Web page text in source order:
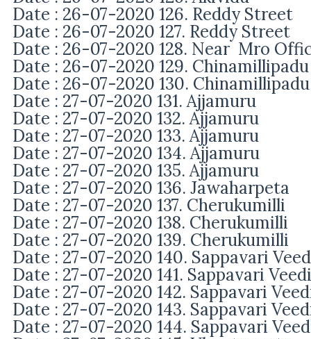
Date : 26-07-2020 126. Reddy Street
Date : 26-07-2020 127. Reddy Street
Date : 26-07-2020 128. Near Mro
Date : 26-07-2020 129. Chinamillipadu
Date : 26-07-2020 130. Chinamillipadu
Date : 27-07-2020 131. Ajjamuru
Date : 27-07-2020 132. Ajjamuru
Date : 27-07-2020 133. Ajjamuru
Date : 27-07-2020 134. Ajjamuru
Date : 27-07-2020 135. Ajjamuru
Date : 27-07-2020 136. Jawaharpeta
Date : 27-07-2020 137. Cherukumilli
Date : 27-07-2020 138. Cherukumilli
Date : 27-07-2020 139. Cherukumilli
Date : 27-07-2020 140. Sappavari
Date : 27-07-2020 141. Sappavari Veedi
Date : 27-07-2020 142. Sappavari
Date : 27-07-2020 143. Sappavari
Date : 27-07-2020 144. Sappavari